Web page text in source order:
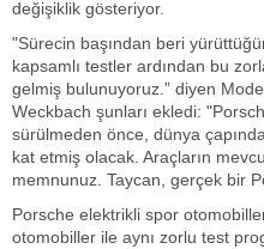
değişiklik gösteriyor.
"Sürecin başından beri
kapsamlı testler ardından bu
gelmiş bulunuyoruz.” diyen
Weckbach şunları ekledi:
sürülmeden önce, dünya
kat etmiş olacak. Araçların
memnunuz. Taycan, gerçek bir
Porsche elektrikli spor
otomobiller ile aynı zorlu test